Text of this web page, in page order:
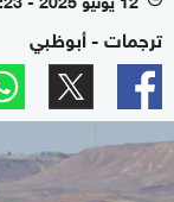
ترجمات - أبوظبي